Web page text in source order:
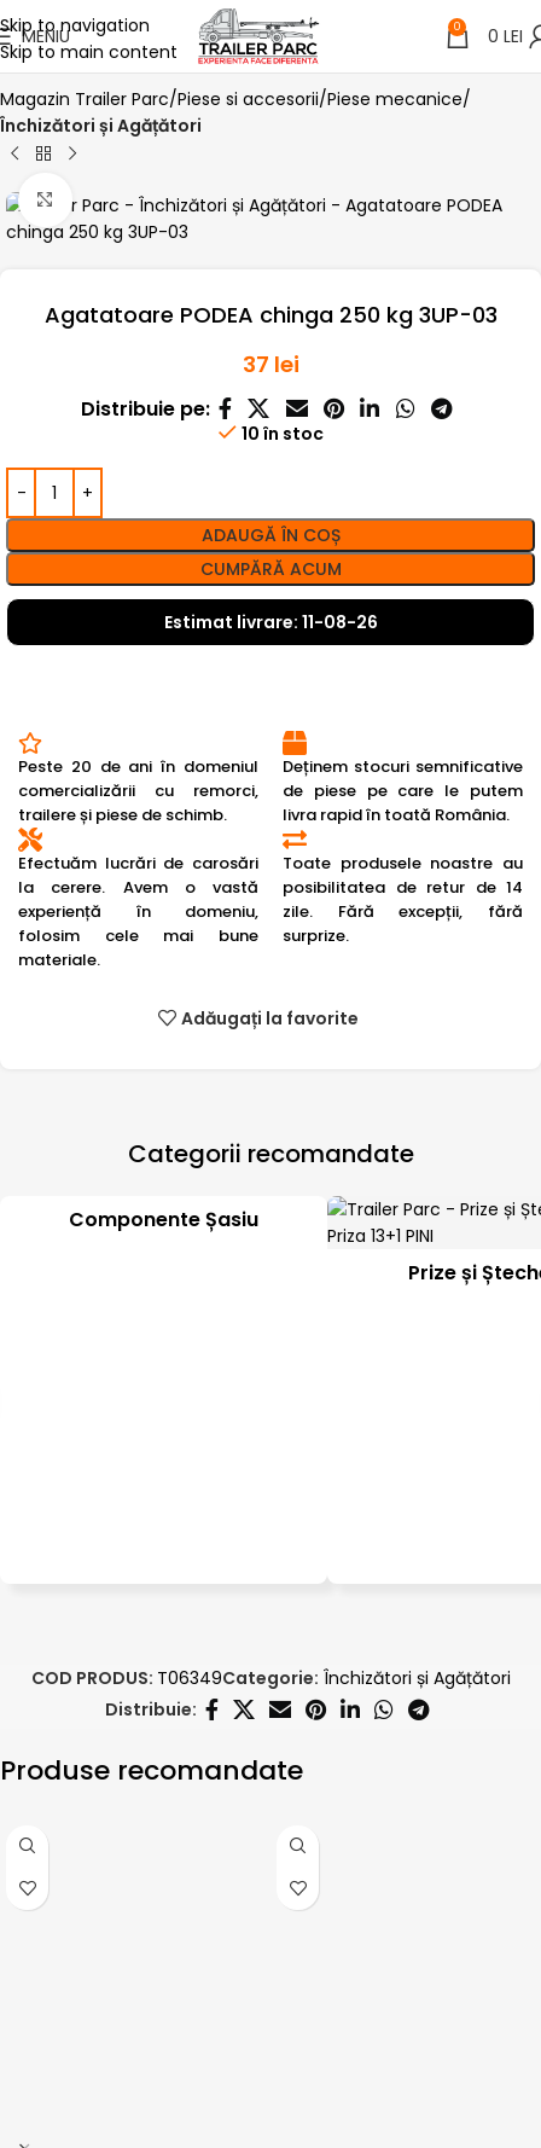
Skip to navigation
Skip to main content
MENIU 0 0 LEI
Magazin Trailer Parc Piese si accesorii Piese mecanice
Închizători și Agățători
Click pentru a mari
Agatatoare PODEA chinga 250 kg 3UP-03
37 lei
Distribuie pe:
10 în stoc
ADAUGĂ ÎN COȘ
CUMPĂRĂ ACUM
Estimat livrare: 11-08-26
Peste 20 de ani în domeniul
comercializării cu remorci,
trailere și piese de schimb.
Efectuăm lucrări de carosări
la cerere. Avem o vastă
experiență în domeniu,
folosim cele mai bune
materiale.
Deținem stocuri semnificative
de piese pe care le putem
livra rapid în toată România.
Toate produsele noastre au
posibilitatea de retur de 14
zile. Fără excepții, fără
surprize.
Adăugați la favorite
Categorii recomandate
Componente Șasiu
Prize și
COD PRODUS: T06349Categorie: Închizători și Agățători
Distribuie:
Produse recomandate